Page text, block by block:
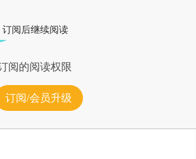
订阅后继续阅读
阅的阅读权限
订阅/会员升级